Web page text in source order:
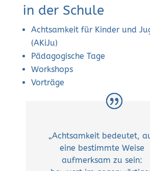
in der Schule
Achtsamkeit für Kinder und
(AKiJu)
Pädagogische Tage
Workshops
Vorträge
„Achtsamkeit bedeutet,
eine bestimmte Weise
aufmerksam zu sein: